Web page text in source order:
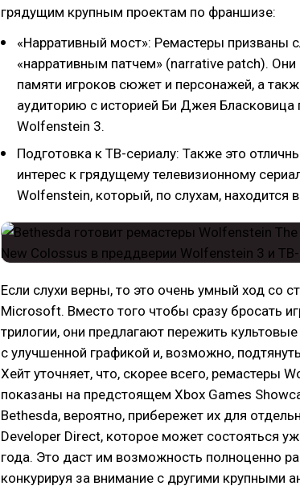
грядущим крупным проектам по франшизе:
«Нарративный мост»: Ремастеры призваны
«нарративным патчем» (narrative patch).
памяти игроков сюжет и персонажей, а
аудиторию с историей Би Джея
Wolfenstein 3.
Подготовка к ТВ-сериалу: Также это
интерес к грядущему телевизионному
Wolfenstein, который, по слухам, находится
Если слухи верны, то это очень умный ход со
Microsoft. Вместо того чтобы сразу бросать
трилогии, они предлагают пережить
с улучшенной графикой и, возможно,
Хейт уточняет, что, скорее всего, ремастеры
показаны на предстоящем Xbox Games
Bethesda, вероятно, прибережет их для
Developer Direct, которое может состояться
года. Это даст им возможность полноценно
конкурируя за внимание с другими крупными